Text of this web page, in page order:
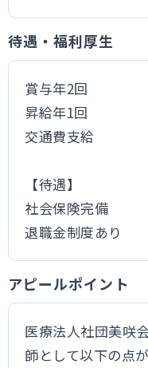
待遇・福利厚生
賞与年2回
昇給年1回
交通費支給
【待遇】
社会保険完備
退職金制度あり
アピールポイント
医療法人社団美咲
師として以下の点